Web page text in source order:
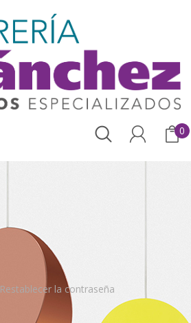
0
Restablecer la contraseña